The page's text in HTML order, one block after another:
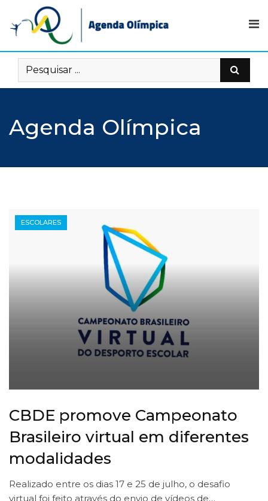
content
Agenda Olímpica
ESCOLARES
CBDE promove Campeonato
Brasileiro virtual em diferentes
modalidades
Realizado entre os dias 17 e 25 de julho, o desafio
virtual foi feito através do envio de vídeos de…